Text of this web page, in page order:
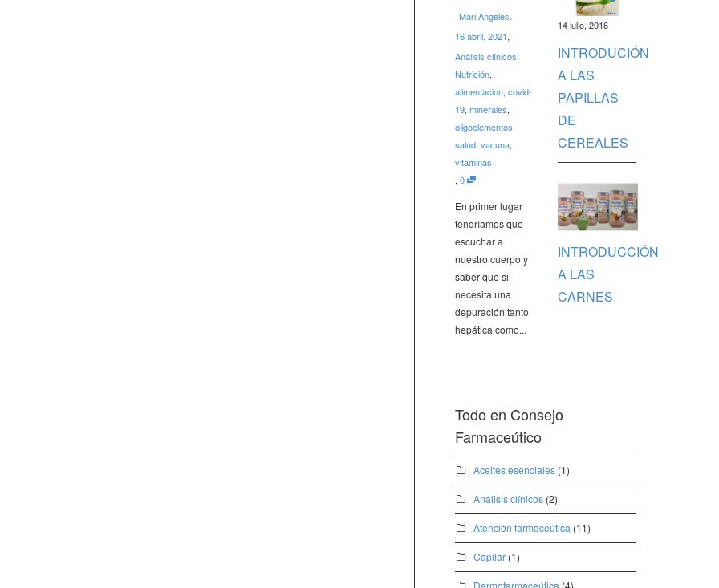
Mari Angeles,
16 abril, 2021,
Análisis clínicos,
Nutrición,
alimentacion, covid-
19, minerales,
oligoelementos,
salud, vacuna,
vitaminas
, 0
En primer lugar
tendríamos que
escuchar a
nuestro cuerpo y
saber que si
necesita una
depuración tanto
hepática como...
14 julio, 2016
INTRODUCIÓN
A LAS
PAPILLAS
DE
CEREALES
INTRODUCCIÓN
A LAS
CARNES
Todo en Consejo
Farmaceútico
Aceites esenciales(1)
Análisis clínicos(2)
Atención farmaceútica (11)
Capilar(1)